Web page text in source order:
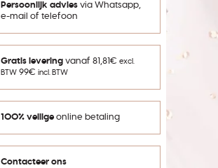
Persoonlijk advies via Whatsapp,
e-mail of telefoon
Gratis levering vanaf 81,81€ excl.
BTW 99€ incl. BTW
100% veilige online betaling
Contacteer ons